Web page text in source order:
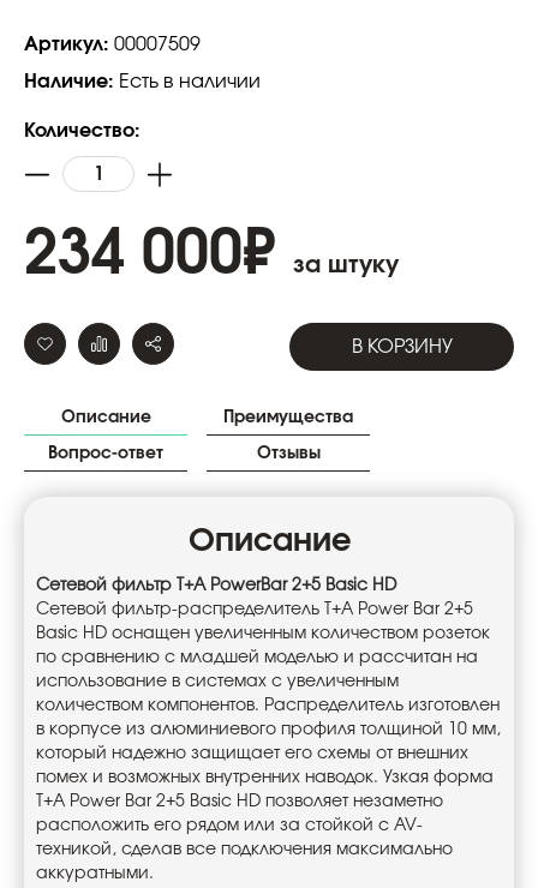
Артикул: 00007509
Наличие: Есть в наличии
Количество:
234 000₽ за штуку
В КОРЗИНУ
Описание Преимущества
Вопрос-ответ Отзывы
Описание
Сетевой фильтр T+A PowerBar 2+5 Basic HD
Сетевой фильтр-распределитель T+A Power Bar 2+5
Basic HD оснащен увеличенным количеством розеток
по сравнению с младшей моделью и рассчитан на
использование в системах с увеличенным
количеством компонентов. Распределитель изготовлен
в корпусе из алюминиевого профиля толщиной 10 мм,
который надежно защищает его схемы от внешних
помех и возможных внутренних наводок. Узкая форма
T+A Power Bar 2+5 Basic HD позволяет незаметно
расположить его рядом или за стойкой c AV-
техникой, сделав все подключения максимально
аккуратными.